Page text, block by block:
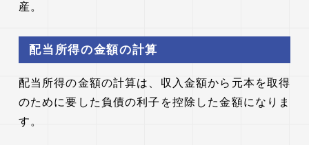
産。
配当所得の金額の計算
配当所得の金額の計算は、収入金額から元本を取得
のために要した負債の利子を控除した金額になりま
す。